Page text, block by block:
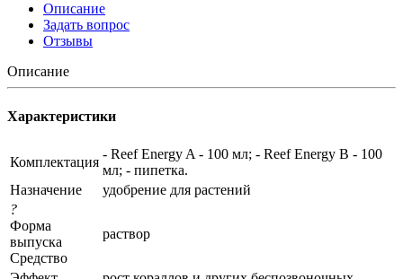
Описание
Задать вопрос
Отзывы
Описание
Характеристики
Комплектация
- Reef Energy A - 100 мл; - Reef Energy B - 100
мл; - пипетка.
Назначение
удобрение для растений
?
Форма
выпуска
Средство
раствор